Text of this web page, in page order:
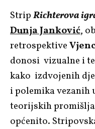
StripRichterova
Dunja Janković,
retrospektive
donosi vizualne i
kako izdvojenih
i polemika vezanih
teorijskih
općenito.